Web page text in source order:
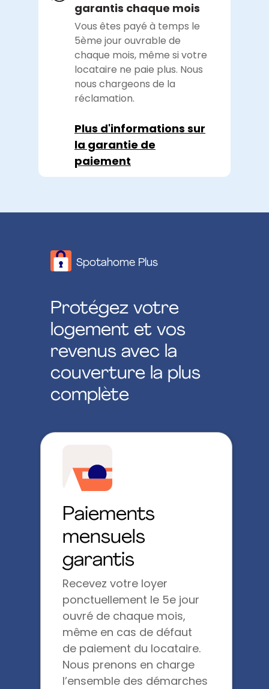
garantis chaque mois
Vous êtes payé à temps le
5ème jour ouvrable de
chaque mois, même si votre
locataire ne paie plus. Nous
nous chargeons de la
réclamation.
Plus d'informations sur
la garantie de
paiement
Protégez votre
logement et vos
revenus avec la
couverture la plus
complète
Paiements
mensuels
garantis
Recevez votre loyer
ponctuellement le 5e jour
ouvré de chaque mois,
même en cas de défaut
de paiement du locataire.
Nous prenons en charge
l’ensemble des démarches
Spotahome Plus